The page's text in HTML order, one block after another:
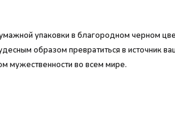
упаковки в благородном черном
образом превратиться в источник
мужественности во всем мире.